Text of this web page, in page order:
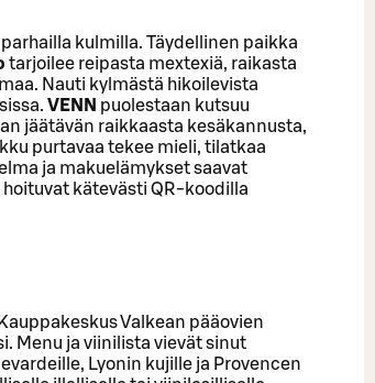
kulmilla. Täydellinen paikka
tarjoilee reipasta mextexiä, raikasta
Nauti kylmästä hikoilevista
VENN puolestaan kutsuu
jäätävän raikkaasta kesäkannusta,
purtavaa tekee mieli, tilatkaa
ja makuelämykset saavat
kätevästi QR-koodilla
Valkean pääovien
Menu ja viinilista vievät sinut
Lyonin kujille ja Provencen